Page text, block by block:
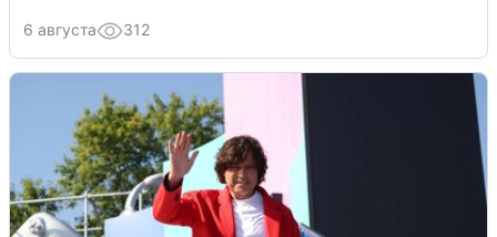
6 августа 312